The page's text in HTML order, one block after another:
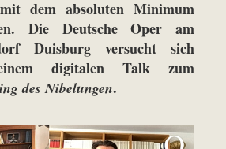
dem absoluten Minimum
Die Deutsche Oper am
Duisburg versucht sich
digitalen Talk zum
des Nibelungen.